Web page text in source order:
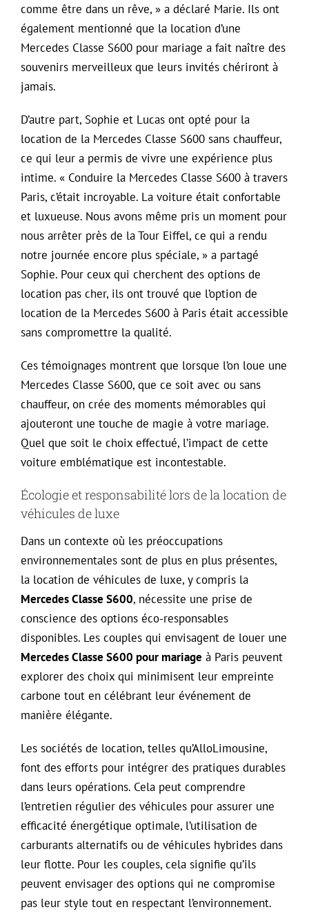
comme être dans un rêve, » a déclaré Marie. Ils ont
également mentionné que la location d’une
Mercedes Classe S600 pour mariage a fait naître des
souvenirs merveilleux que leurs invités chériront à
jamais.
D’autre part, Sophie et Lucas ont opté pour la
location de la Mercedes Classe S600 sans chauffeur,
ce qui leur a permis de vivre une expérience plus
intime. « Conduire la Mercedes Classe S600 à travers
Paris, c’était incroyable. La voiture était confortable
et luxueuse. Nous avons même pris un moment pour
nous arrêter près de la Tour Eiffel, ce qui a rendu
notre journée encore plus spéciale, » a partagé
Sophie. Pour ceux qui cherchent des options de
location pas cher, ils ont trouvé que l’option de
location de la Mercedes S600 à Paris était accessible
sans compromettre la qualité.
Ces témoignages montrent que lorsque l’on loue une
Mercedes Classe S600, que ce soit avec ou sans
chauffeur, on crée des moments mémorables qui
ajouteront une touche de magie à votre mariage.
Quel que soit le choix effectué, l’impact de cette
voiture emblématique est incontestable.
Écologie et responsabilité lors de la location de
véhicules de luxe
Dans un contexte où les préoccupations
environnementales sont de plus en plus présentes,
la location de véhicules de luxe, y compris la
Mercedes Classe S600, nécessite une prise de
conscience des options éco-responsables
disponibles. Les couples qui envisagent de louer une
Mercedes Classe S600 pour mariage à Paris peuvent
explorer des choix qui minimisent leur empreinte
carbone tout en célébrant leur événement de
manière élégante.
Les sociétés de location, telles qu’AlloLimousine,
font des efforts pour intégrer des pratiques durables
dans leurs opérations. Cela peut comprendre
l’entretien régulier des véhicules pour assurer une
efficacité énergétique optimale, l’utilisation de
carburants alternatifs ou de véhicules hybrides dans
leur flotte. Pour les couples, cela signifie qu’ils
peuvent envisager des options qui ne compromise
pas leur style tout en respectant l’environnement.